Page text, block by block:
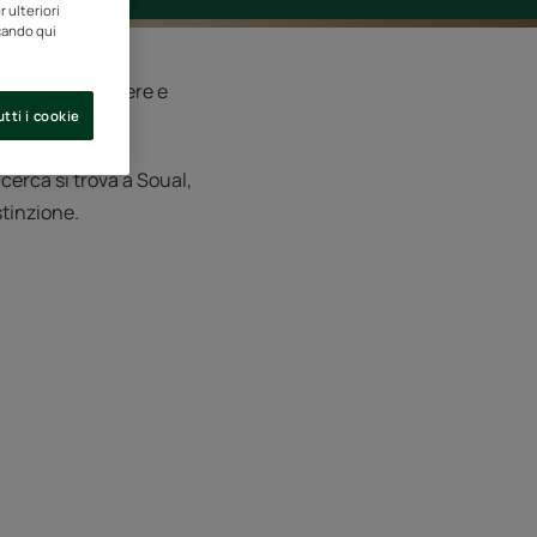
per proteggere e
si trova a Soual,
ulteriori
qui
i cookie